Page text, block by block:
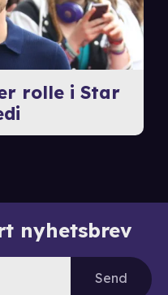
rolle i Star
nyhetsbrev
Send